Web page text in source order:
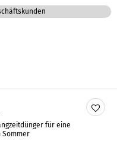
für eine
Sommer